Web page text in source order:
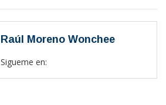
Raúl Moreno Wonchee
Sigueme en: